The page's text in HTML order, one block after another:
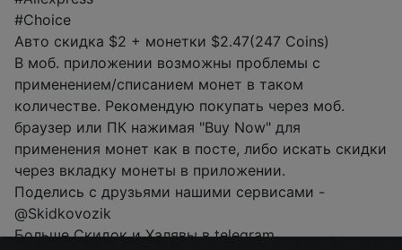
#Choice
Авто скидка $2 + монетки $2.47(247 Coins)
В моб. приложении возможны проблемы с
применением/списанием монет в таком
количестве. Рекомендую покупать через моб.
браузер или ПК нажимая "Buy Now" для
применения монет как в посте, либо искать скидки
через вкладку монеты в приложении.
Поделись с друзьями нашими сервисами -
@Skidkovozik
Больше Скидок и Халявы в telegram